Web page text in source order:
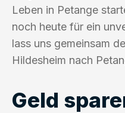
Leben in Petange
noch heute für ein
lass uns gemeinsam
Hildesheim nach
Geld